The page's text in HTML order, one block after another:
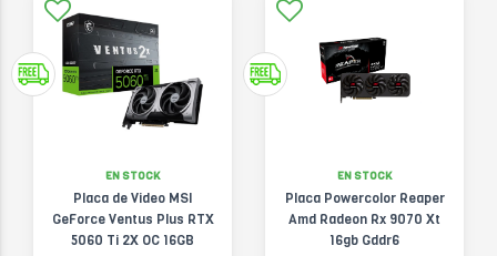
EN STOCK
Placa de Video MSI
GeForce Ventus Plus RTX
5060 Ti 2X OC 16GB
EN STOCK
Placa Powercolor Reaper
Amd Radeon Rx 9070 Xt
16gb Gddr6